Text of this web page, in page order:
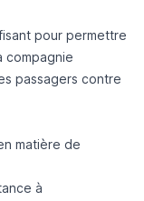
pour permettre
compagnie
passagers contre
matière de
à